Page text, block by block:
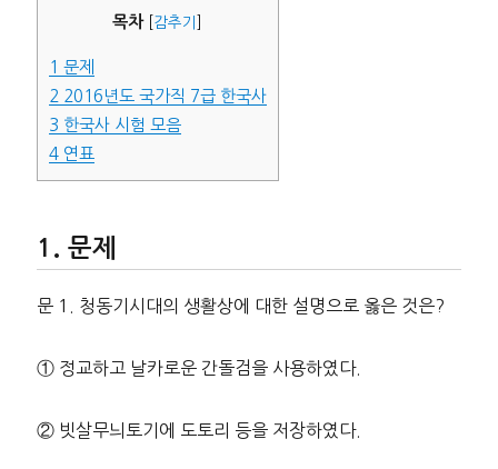
목차 감추기
1 문제
2 2016년도 국가직 7급 한국사
3 한국사 시험 모음
4연표
문제
문 1. 청동기시대의 생활상에 대한 설명으로 옳은 것은?
① 정교하고 날카로운 간돌검을 사용하였다.
② 빗살무늬토기에 도토리 등을 저장하였다.